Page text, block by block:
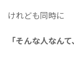
けれども同時に
「そんな人なん